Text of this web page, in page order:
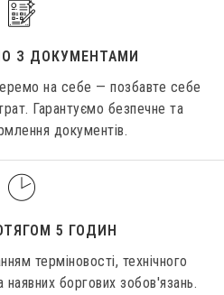
З ДОКУМЕНТАМИ
на себе — позбавте себе
Гарантуємо безпечне та
документів.
5 ГОДИН
терміновості, технічного
наявних боргових зобов'язань.